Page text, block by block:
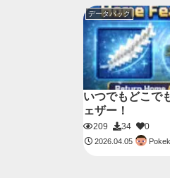
データパック
いつでもどこ
ェザー！
209 34 0
2026.04.05